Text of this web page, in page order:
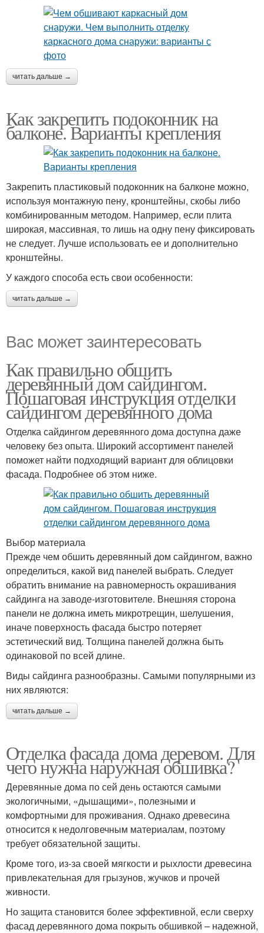
читать дальше →
Как закрепить подоконник на
балконе. Варианты крепления
Закрепить пластиковый подоконник на балконе можно,
используя монтажную пену, кронштейны, скобы либо
комбинированным методом. Например, если плита
широкая, массивная, то лишь на одну пену фиксировать
не следует. Лучше использовать ее и дополнительно
кронштейны.
У каждого способа есть свои особенности:
читать дальше →
Вас может заинтересовать
Как правильно обшить
деревянный дом сайдингом.
Пошаговая инструкция отделки
сайдингом деревянного дома
Отделка сайдингом деревянного дома доступна даже
человеку без опыта. Широкий ассортимент панелей
поможет найти подходящий вариант для облицовки
фасада. Подробнее об этом ниже.
Выбор материала
Прежде чем обшить деревянный дом сайдингом, важно
определиться, какой вид панелей выбрать. Cледует
обратить внимание на равномерность окрашивания
сайдинга на заводе-изготовителе. Внешняя сторона
панели не должна иметь микротрещин, шелушения,
иначе поверхность фасада быстро потеряет
эстетический вид. Толщина панелей должна быть
одинаковой по всей длине.
Виды сайдинга разнообразны. Самыми популярными из
них являются:
читать дальше →
Отделка фасада дома деревом. Для
чего нужна наружная обшивка?
Деревянные дома по сей день остаются самыми
экологичными, «дышащими», полезными и
комфортными для проживания. Однако древесина
относится к недолговечным материалам, поэтому
требует обязательной защиты.
Кроме того, из-за своей мягкости и рыхлости древесина
привлекательная для грызунов, жучков и прочей
живности.
Но защита становится более эффективной, если сверху
фасад деревянного дома покрыть обшивкой – надежной,